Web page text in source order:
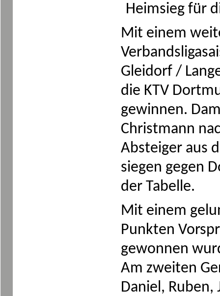
Heimsieg für
Mit einem
Gleidorf /
die KTV
gewinnen.
Christmann
Absteiger aus
siegen gegen
der Tabelle.
Mit einem
Punkten
gewonnen
Am zweiten
Daniel, Ruben,